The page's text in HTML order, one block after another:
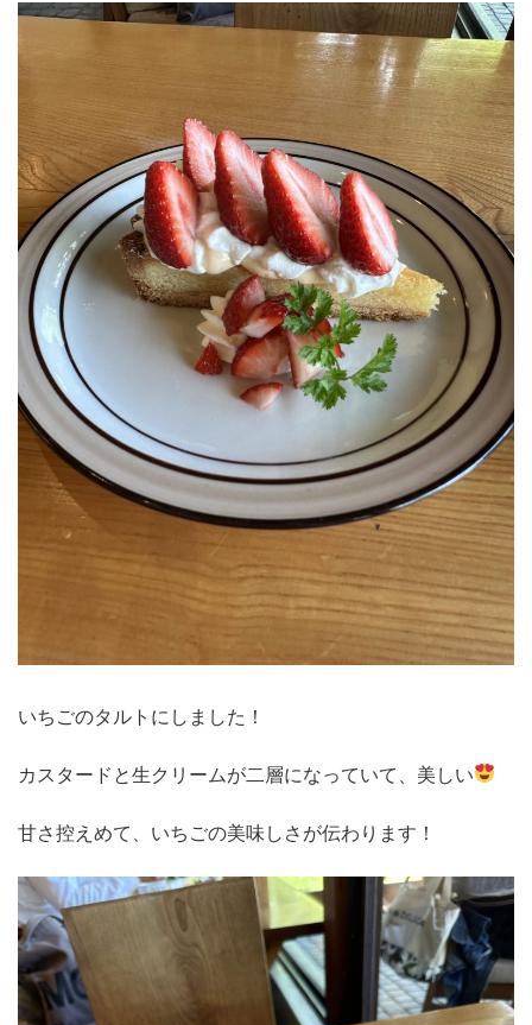
いちごのタルトにしました！
カスタードと生クリームが二層になっていて、美しい
甘さ控えめて、いちごの美味しさが伝わります！